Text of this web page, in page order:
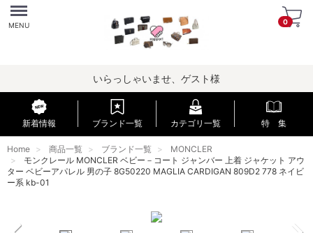
Menu
MENU 0
いらっしゃいませ、ゲスト様
新着情報 ブランド一覧 カテゴリ一覧 特 集
Home 商品一覧 ブランド一覧
MONCLER
モンクレール MONCLER ベビー－コート ジャンバー 上着 ジャケット アウ
ター ベビーアパレル 男の子 8G50220 MAGLIA CARDIGAN 809D2 778 ネイビ
ー系 kb-01